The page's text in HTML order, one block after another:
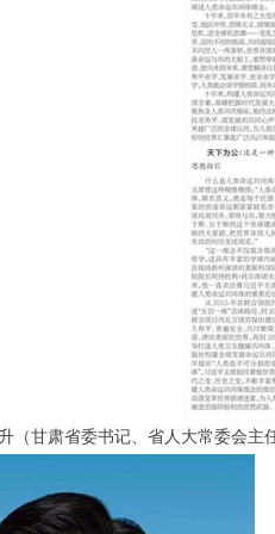
甘肃省委书记、省人大常委会主